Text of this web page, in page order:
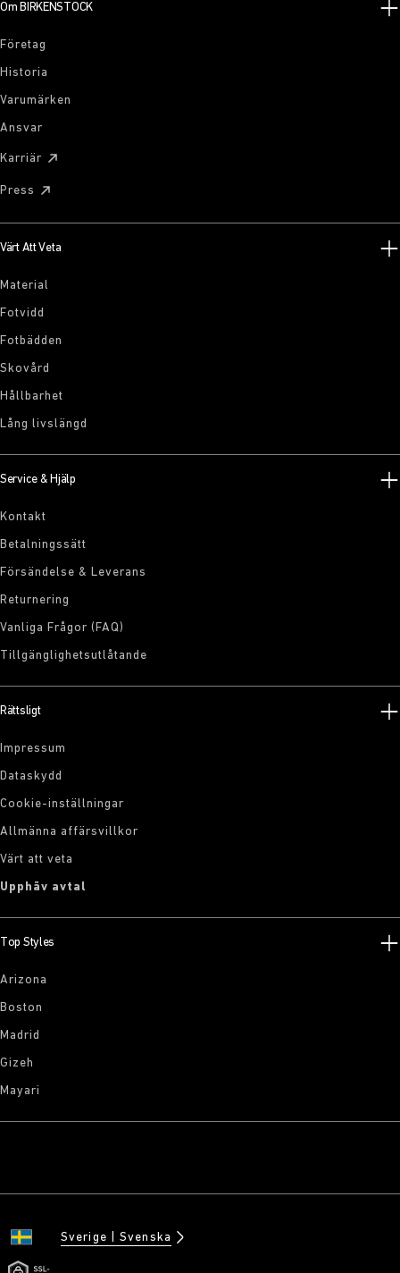
Om BIRKENSTOCK
Företag
Historia
Varumärken
Ansvar
Karriär
Press
Värt Att Veta
Material
Fotvidd
Fotbädden
Skovård
Hållbarhet
Lång livslängd
Service & Hjälp
Kontakt
Betalningssätt
Försändelse & Leverans
Returnering
Vanliga Frågor (FAQ)
Tillgänglighetsutlåtande
Rättsligt
Impressum
Dataskydd
Cookie-inställningar
Allmänna affärsvillkor
Värt att veta
Upphäv avtal
Top Styles
Arizona
Boston
Madrid
Gizeh
Mayari
Sverige Svenska